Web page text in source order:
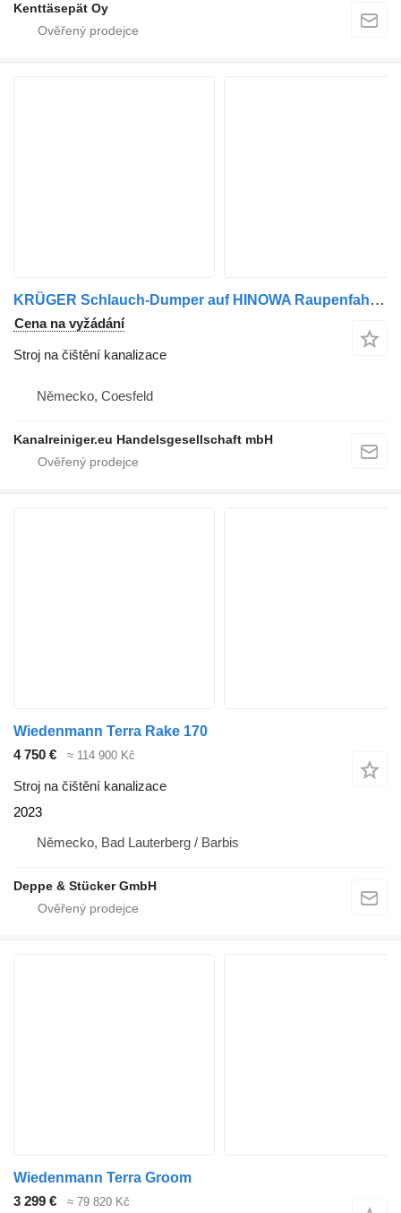
Kenttäsepät Oy
KRÜGER Schlauch-Dumper auf HINOWA Raupenfahrgestell (Diesel)- #5
Cena na vyžádání
Stroj na čištění kanalizace
Německo, Coesfeld
Kanalreiniger.eu Handelsgesellschaft mbH
Wiedenmann Terra Rake 170
4 750 €
≈ 114 900 Kč
Stroj na čištění kanalizace
2023
Německo, Bad Lauterberg / Barbis
Deppe & Stücker GmbH
Wiedenmann Terra Groom
3 299 €
≈ 79 820 Kč